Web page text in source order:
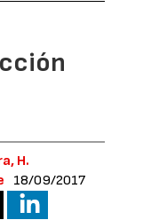
H.
18/09/2017